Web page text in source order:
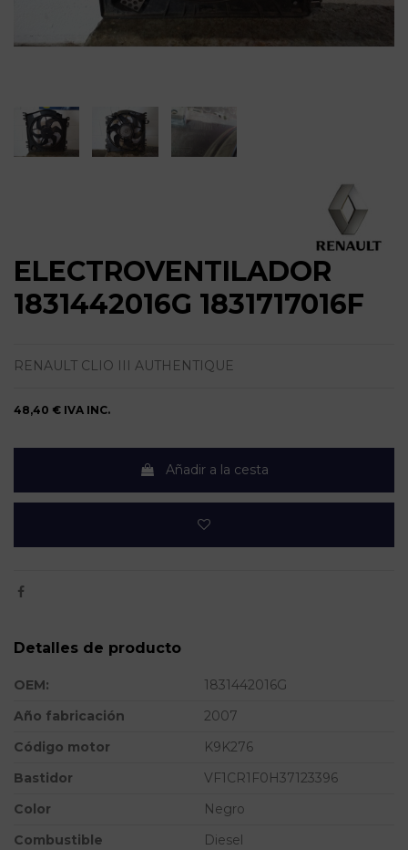
ELECTROVENTILADOR
1831442016G 1831717016F
RENAULT CLIO III AUTHENTIQUE
48,40 € IVA INC.
Añadir a la cesta
Detalles de producto
OEM:
1831442016G
Año fabricación
2007
Código motor
K9K276
Bastidor
VF1CR1F0H37123396
Color
Negro
Combustible
Diesel